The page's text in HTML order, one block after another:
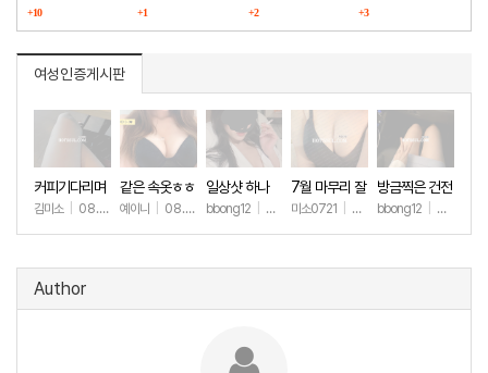
구매했습니다
+10
다
+1 +2
마그라
+3
여성인증게시판
커피기다리며
(안야함)
김미소 08.08 +57
같은 속옷ㅎㅎ
예이니 08.04 +73
일상샷 하나
bbong12 07.31+90
7월 마무리 잘
하세요🫶
미소0721 07.31+265
방금찍은 건전
한 일상샷
bbong12 07.28
Author